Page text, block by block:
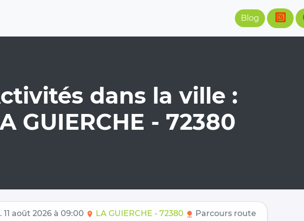
Blog
dans la ville :
GUIERCHE - 72380
11 août 2026 à 09:00 location_on LA GUIERCHE - 72380 nature Parcours route